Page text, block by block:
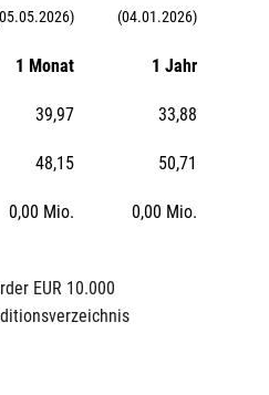
EUR 10.000
(04.01.2026)
1 Monat 1 Jahr
39,97 33,88
48,15 50,71
0,00 Mio. 0,00 Mio.